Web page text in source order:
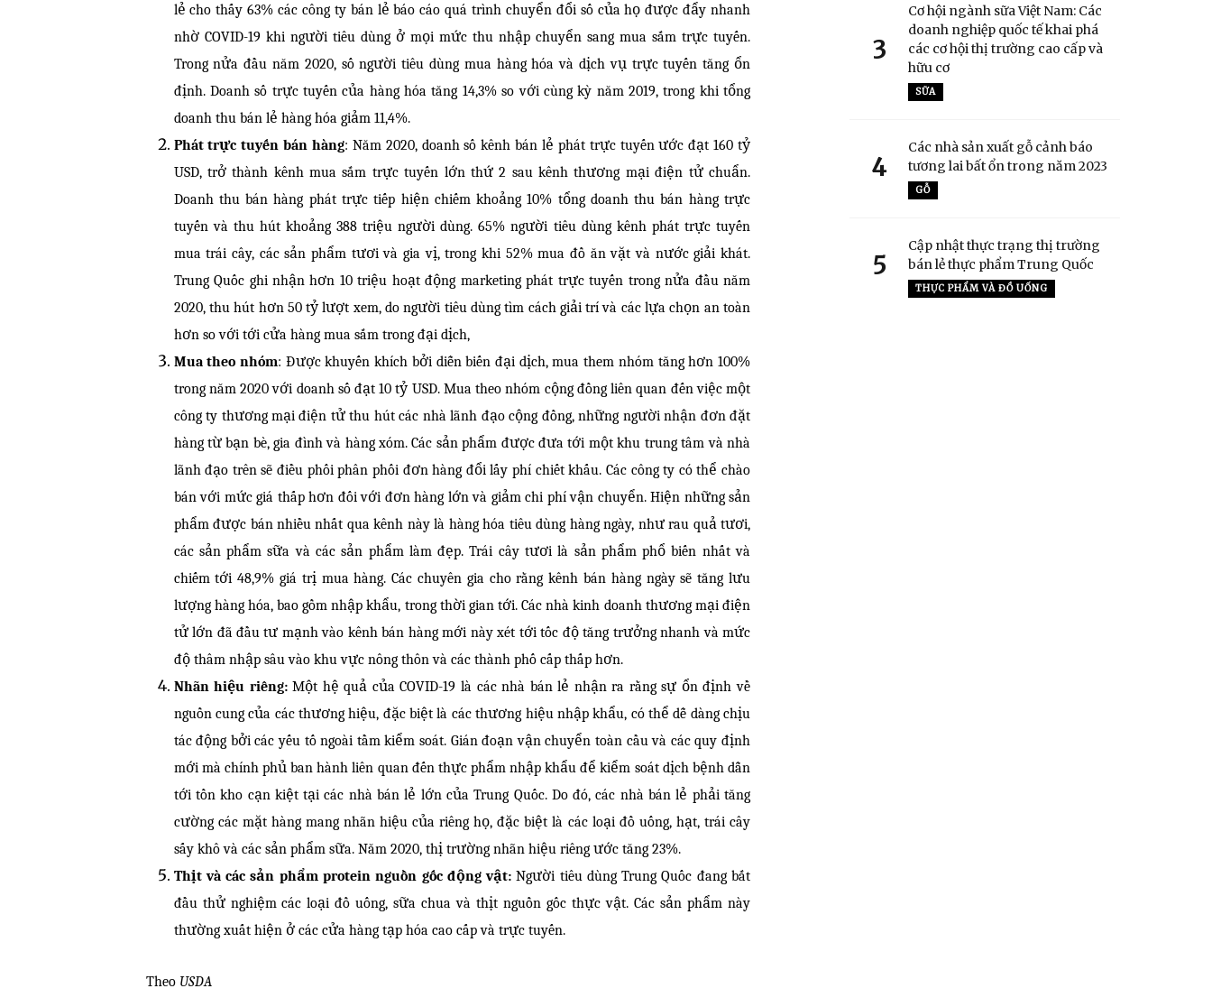
lẻ cho thấy 63% các công ty bán lẻ báo cáo quá trình chuyển đổi số của họ được đẩy nhanh
nhờ COVID-19 khi người tiêu dùng ở mọi mức thu nhập chuyển sang mua sắm trực tuyến.
Trong nửa đầu năm 2020, số người tiêu dùng mua hàng hóa và dịch vụ trực tuyến tăng ổn
định. Doanh số trực tuyến của hàng hóa tăng 14,3% so với cùng kỳ năm 2019, trong khi tổng
doanh thu bán lẻ hàng hóa giảm 11,4%.
Phát trực tuyến bán hàng: Năm 2020, doanh số kênh bán lẻ phát trực tuyến ước đạt 160 tỷ
USD, trở thành kênh mua sắm trực tuyến lớn thứ 2 sau kênh thương mại điện tử chuẩn.
Doanh thu bán hàng phát trực tiếp hiện chiếm khoảng 10% tổng doanh thu bán hàng trực
tuyến và thu hút khoảng 388 triệu người dùng. 65% người tiêu dùng kênh phát trực tuyến
mua trái cây, các sản phẩm tươi và gia vị, trong khi 52% mua đồ ăn vặt và nước giải khát.
Trung Quốc ghi nhận hơn 10 triệu hoạt động marketing phát trực tuyến trong nửa đầu năm
2020, thu hút hơn 50 tỷ lượt xem, do người tiêu dùng tìm cách giải trí và các lựa chọn an toàn
hơn so với tới cửa hàng mua sắm trong đại dịch,
Mua theo nhóm: Được khuyến khích bởi diễn biến đại dịch, mua them nhóm tăng hơn 100%
trong năm 2020 với doanh số đạt 10 tỷ USD. Mua theo nhóm cộng đồng liên quan đến việc một
công ty thương mại điện tử thu hút các nhà lãnh đạo cộng đồng, những người nhận đơn đặt
hàng từ bạn bè, gia đình và hàng xóm. Các sản phẩm được đưa tới một khu trung tâm và nhà
lãnh đạo trên sẽ điều phối phân phối đơn hàng đổi lấy phí chiết khấu. Các công ty có thể chào
bán với mức giá thấp hơn đối với đơn hàng lớn và giảm chi phí vận chuyển. Hiện những sản
phẩm được bán nhiều nhất qua kênh này là hàng hóa tiêu dùng hàng ngày, như rau quả tươi,
các sản phẩm sữa và các sản phẩm làm đẹp. Trái cây tươi là sản phẩm phổ biến nhất và
chiếm tới 48,9% giá trị mua hàng. Các chuyên gia cho rằng kênh bán hàng ngày sẽ tăng lưu
lượng hàng hóa, bao gồm nhập khẩu, trong thời gian tới. Các nhà kinh doanh thương mại điện
tử lớn đã đầu tư mạnh vào kênh bán hàng mới này xét tới tốc độ tăng trưởng nhanh và mức
độ thâm nhập sâu vào khu vực nông thôn và các thành phố cấp thấp hơn.
Nhãn hiệu riêng:Một hệ quả của COVID-19 là các nhà bán lẻ nhận ra rằng sự ổn định về
nguồn cung của các thương hiệu, đặc biệt là các thương hiệu nhập khẩu, có thể dễ dàng chịu
tác động bởi các yếu tố ngoài tầm kiểm soát. Gián đoạn vận chuyển toàn cầu và các quy định
mới mà chính phủ ban hành liên quan đến thực phẩm nhập khẩu để kiểm soát dịch bệnh dẫn
tới tồn kho cạn kiệt tại các nhà bán lẻ lớn của Trung Quốc. Do đó, các nhà bán lẻ phải tăng
cường các mặt hàng mang nhãn hiệu của riêng họ, đặc biệt là các loại đồ uống, hạt, trái cây
sấy khô và các sản phẩm sữa. Năm 2020, thị trường nhãn hiệu riêng ước tăng 23%.
Thịt và các sản phẩm protein nguồn gốc động vật: Người tiêu dùng Trung Quốc đang bắt
đầu thử nghiệm các loại đồ uống, sữa chua và thịt nguồn gốc thực vật. Các sản phẩm này
thường xuất hiện ở các cửa hàng tạp hóa cao cấp và trực tuyến.
Theo USDA
3
Cơ hội ngành sữa Việt Nam: Các
doanh nghiệp quốc tế khai phá
các cơ hội thị trường cao cấp và
hữu cơ
SỮA
4
Các nhà sản xuất gỗ cảnh báo
tương lai bất ổn trong năm 2023
GỖ
5
Cập nhật thực trạng thị trường
bán lẻ thực phẩm Trung Quốc
THỰC PHẨM VÀ ĐỒ UỐNG